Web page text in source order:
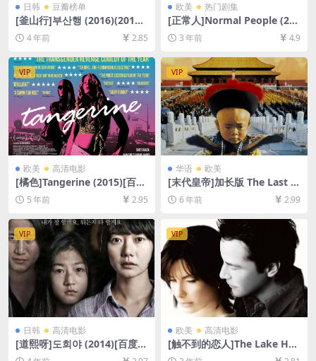
日韩 豆瓣榜单
[釜山行]부산행 (2016)(2012)
[百度网盘+迅雷云盘资源1080
P超清未删减][MP4/7.6GB][韩
语中字]
4 年前 2.85
欧美 热门剧集
[正常人]Normal People (202
0)[百度网盘+夸克网盘1080P
超清未删减资源][网盘在线播
放/下载][MP4/24GB][中英字
幕]
3 年前 4.9
VIP
欧美 高清电影
[橘色]Tangerine (2015)[百度
网盘+迅雷云盘资源1080P超
清未删减][MP4/5.5GB][中英
字幕]
5 年前 2.95
VIP
华语 欧美
[末代皇帝]加长版 The Last E
mperor (1987)[百度网盘+夸
克网盘+迅雷云盘资源1080P
超清未删减][MP4/14GB][中
英字幕]
6 年前 2.99
VIP
日韩 高清电影
[道熙呀]도희야 (2014)[百度网
盘+迅雷云盘资源1080P超清
VIP
欧美 高清电影
[触不到的恋人]The Lake Ho
use (2006)[百度网盘+迅雷云